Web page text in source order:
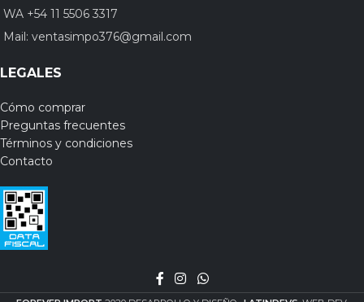
WA +54 11 5506 3317
Mail: ventasimpo376@gmail.com
LEGALES
Cómo comprar
Preguntas frecuentes
Términos y condiciones
Contacto